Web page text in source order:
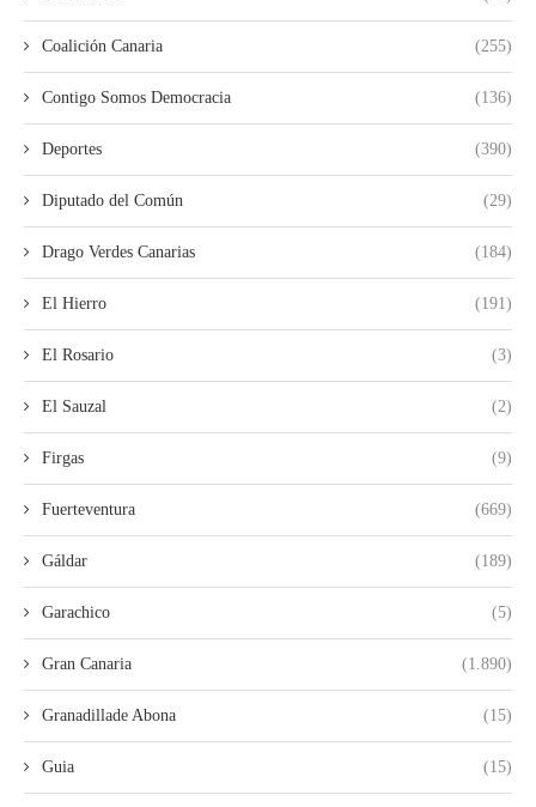
Coalición Canaria (255)
Contigo Somos Democracia (136)
Deportes (390)
Diputado del Común (29)
Drago Verdes Canarias (184)
El Hierro (191)
El Rosario (3)
El Sauzal (2)
Firgas (9)
Fuerteventura (669)
Gáldar (189)
Garachico (5)
Gran Canaria (1.890)
Granadillade Abona (15)
Guia (15)